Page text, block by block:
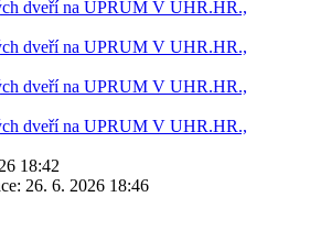
18:42
26. 6. 2026 18:46